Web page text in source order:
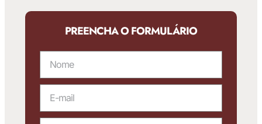
PREENCHA O FORMULÁRIO